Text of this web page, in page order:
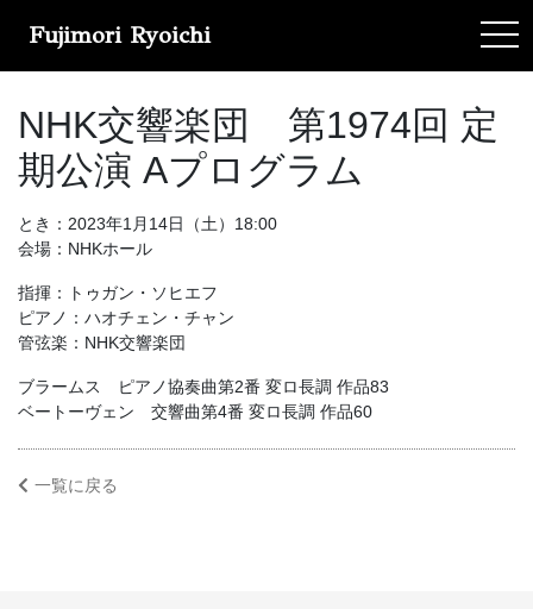
Fujimori Ryoichi
NHK交響楽団 第1974回 定
期公演 Aプログラム
とき：2023年1月14日（土）18:00
会場：NHKホール
指揮：トゥガン・ソヒエフ
ピアノ：ハオチェン・チャン
管弦楽：NHK交響楽団
ブラームス ピアノ協奏曲第2番 変ロ長調 作品83
ベートーヴェン 交響曲第4番 変ロ長調 作品60
一覧に戻る